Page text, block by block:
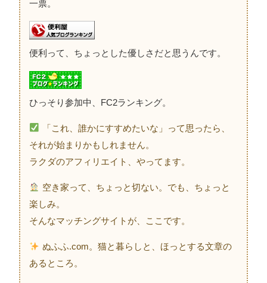
一票。
便利って、ちょっとした優しさだと思うんです。
ひっそり参加中、FC2ランキング。
「これ、誰かにすすめたいな」って思ったら、
それが始まりかもしれません。
ラクダのアフィリエイト、やってます。
空き家って、ちょっと切ない。でも、ちょっと
楽しみ。
そんなマッチングサイトが、ここです。
ぬふふ.com。猫と暮らしと、ほっとする文章の
あるところ。